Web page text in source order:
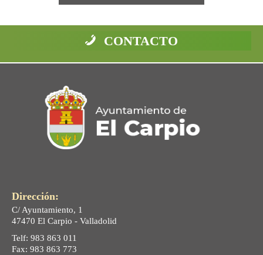
CONTACTO
Dirección:
C/ Ayuntamiento, 1
47470 El Carpio - Valladolid
Telf: 983 863 011
Fax: 983 863 773